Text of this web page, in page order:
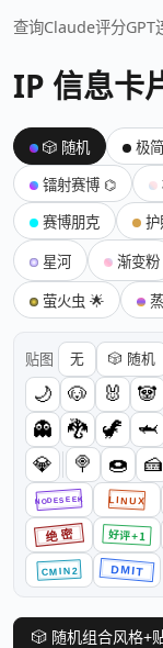
查询Claude评分GPT
IP 信息卡
🎲 随机 极简
镭射赛博 ⌬
赛博朋克 护
星河 渐变粉
萤火虫 🌟
贴图 无 🎲 随机
🌙
🐶 🐰 🐼
👻
🐉 🦖 🦈
💎
🍭 🍩 🍰
NODESEEK LINUX
绝密 好评+1
CMIN2 DMIT
🎲 随机组合风格+